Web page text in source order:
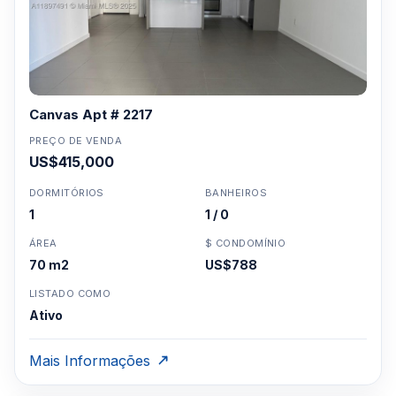
Canvas Apt # 2217
PREÇO DE VENDA
US$415,000
DORMITÓRIOS
1
BANHEIROS
1 / 0
ÁREA
70 m2
$ CONDOMÍNIO
US$788
LISTADO COMO
Ativo
Mais Informações